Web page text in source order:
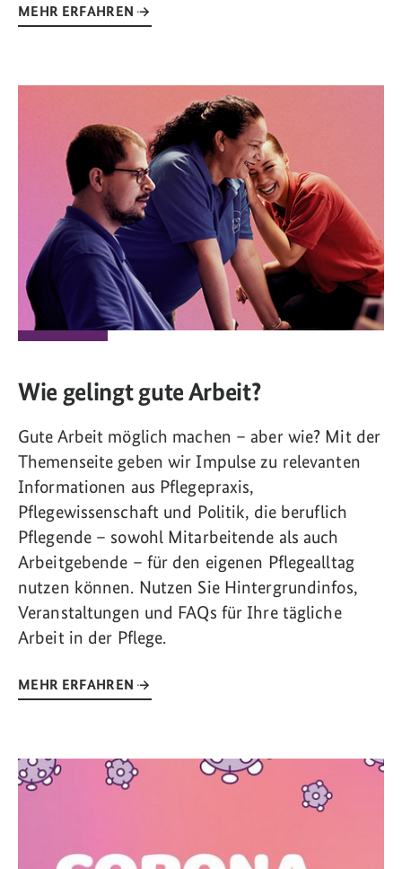
MEHR ERFAHREN
Wie gelingt gute Arbeit?
Gute Arbeit möglich machen – aber wie? Mit der
Themenseite geben wir Impulse zu relevanten
Informationen aus Pflegepraxis,
Pflegewissenschaft und Politik, die beruflich
Pflegende – sowohl Mitarbeitende als auch
Arbeitgebende – für den eigenen Pflegealltag
nutzen können. Nutzen Sie Hintergrundinfos,
Veranstaltungen und FAQs für Ihre tägliche
Arbeit in der Pflege.
MEHR ERFAHREN